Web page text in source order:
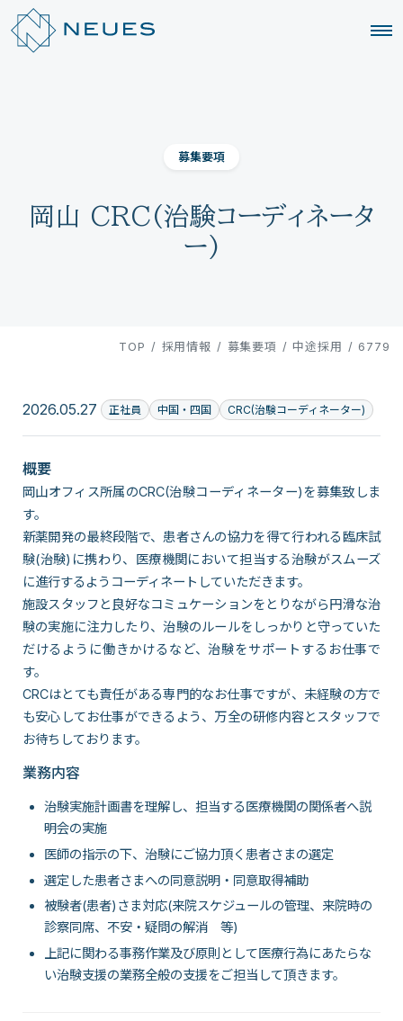
募集要項
岡山 CRC(治験コーディネータ
ー)
TOP / 採用情報 / 募集要項 / 中途採用 / 6779
2026.05.27 正社員 中国・四国 CRC(治験コーディネーター)
概要
岡山オフィス所属のCRC(治験コーディネーター)を募集致しま
す。
新薬開発の最終段階で、患者さんの協力を得て行われる臨床試
験(治験)に携わり、医療機関において担当する治験がスムーズ
に進行するようコーディネートしていただきます。
施設スタッフと良好なコミュケーションをとりながら円滑な治
験の実施に注力したり、治験のルールをしっかりと守っていた
だけるように働きかけるなど、治験をサポートするお仕事で
す。
CRCはとても責任がある専門的なお仕事ですが、未経験の方で
も安心してお仕事ができるよう、万全の研修内容とスタッフで
お待ちしております。
業務内容
治験実施計画書を理解し、担当する医療機関の関係者へ説
明会の実施
医師の指示の下、治験にご協力頂く患者さまの選定
選定した患者さまへの同意説明・同意取得補助
被験者(患者)さま対応(来院スケジュールの管理、来院時の
診察同席、不安・疑問の解消 等)
上記に関わる事務作業及び原則として医療行為にあたらな
い治験支援の業務全般の支援をご担当して頂きます。